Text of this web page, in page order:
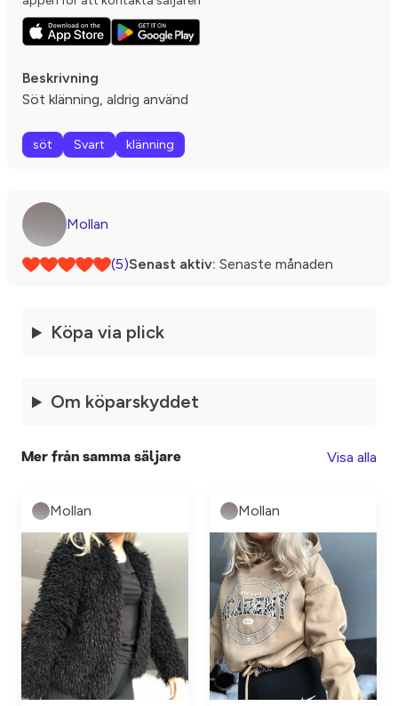
Beskrivning
Söt klänning, aldrig använd
söt Svart klänning
Mollan
(5)Senast aktiv: Senaste månaden
Köpa via plick
Om köparskyddet
Mer från samma säljare Visa alla
Mollan Mollan